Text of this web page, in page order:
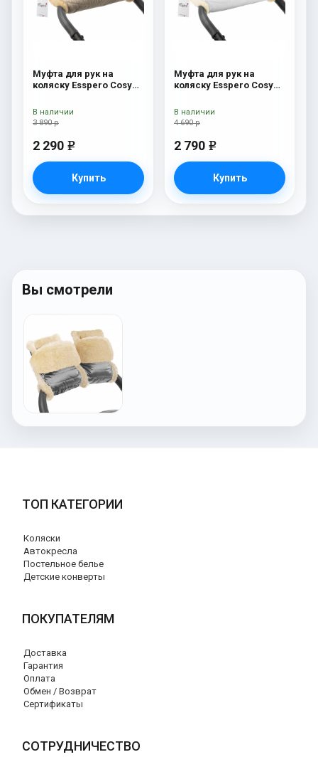
Муфта для рук на
коляску Esspero Cosy
3 890 р
2 290 e
Купить
В наличии
Муфта для рук на
коляску Esspero Cosy
4 690 р
2 790 e
Купить
В наличии
Вы смотрели
ТОП КАТЕГОРИИ
Коляски
Автокресла
Постельное белье
Детские конверты
ПОКУПАТЕЛЯМ
Доставка
Гарантия
Оплата
Обмен / Возврат
Сертификаты
СОТРУДНИЧЕСТВО